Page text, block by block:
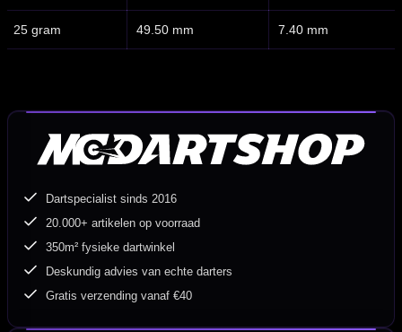
25 gram 49.50 mm 7.40 mm
Dartspecialist sinds 2016
20.000+ artikelen op voorraad
350m² fysieke dartwinkel
Deskundig advies van echte darters
Gratis verzending vanaf €40